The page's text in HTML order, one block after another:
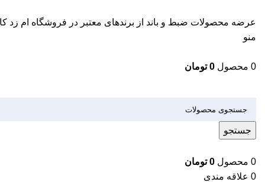
عرضه محصولات ضبط و باند از برندهای معتبر در فروشگاه ام زد
منو
0 محصول 0 تومان
جستجو
0 محصول 0 تومان
0 علاقه مندی